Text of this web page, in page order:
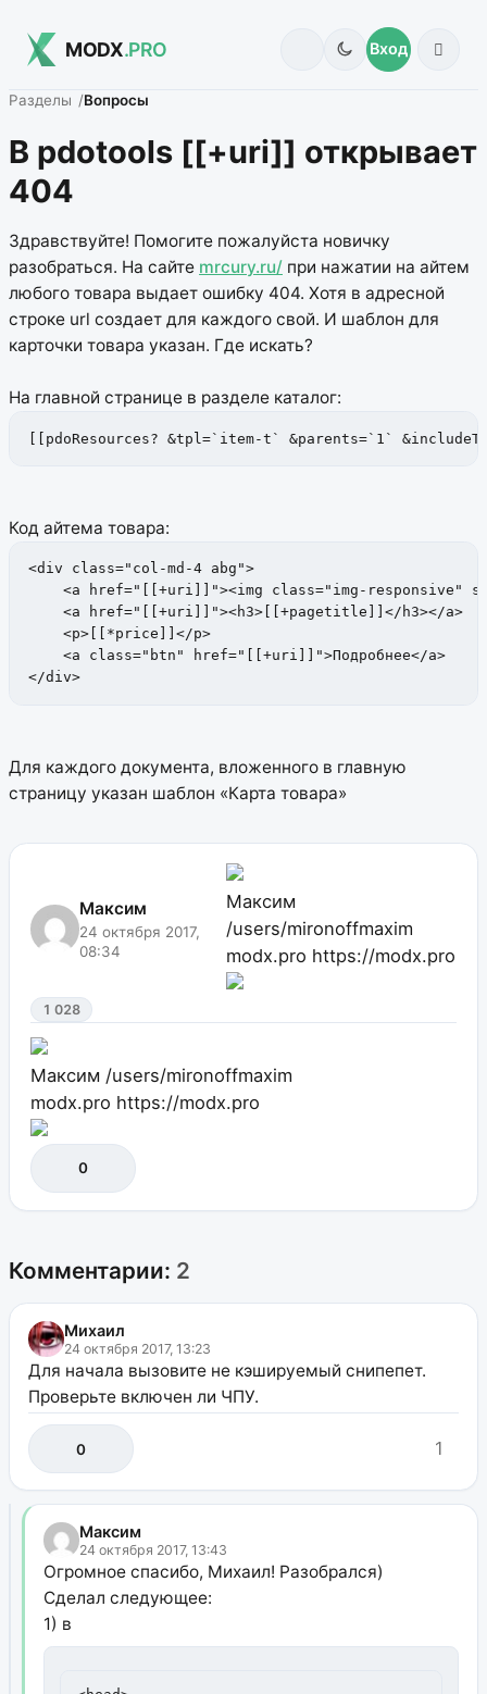
MODX.PRO Вход
Разделы Вопросы
В pdotools [[+uri]] открывает
404
Здравствуйте! Помогите пожалуйста новичку
разобраться. На сайте mrcury.ru/ при нажатии на айтем
любого товара выдает ошибку 404. Хотя в адресной
строке url создает для каждого свой. И шаблон для
карточки товара указан. Где искать?
На главной странице в разделе каталог:
[[pdoResources? &tpl=`item-t` &parents=`1`
Код айтема товара:
<div class="col-md-4 abg">
<a href="[[+uri]]"><img class="img-responsive"
    <a href="[[+uri]]"><h3>[[+pagetitle]]</h3></a>
    <p>[[*price]]</p>
    <a class="btn" href="[[+uri]]">Подробнее</a>
</div>
Для каждого документа, вложенного в главную
страницу указан шаблон «Карта товара»
Максим
24 октября 2017,
08:34
Максим
/users/mironoffmaxim
modx.pro https://modx.pro
1 028
Максим /users/mironoffmaxim
modx.pro https://modx.pro
0
Комментарии: 2
Михаил
24 октября 2017, 13:23
Для начала вызовите не кэшируемый снипепет.
Проверьте включен ли ЧПУ.
0 1
Максим
24 октября 2017, 13:43
Огромное спасибо, Михаил! Разобрался)
Сделал следующее:
1) в